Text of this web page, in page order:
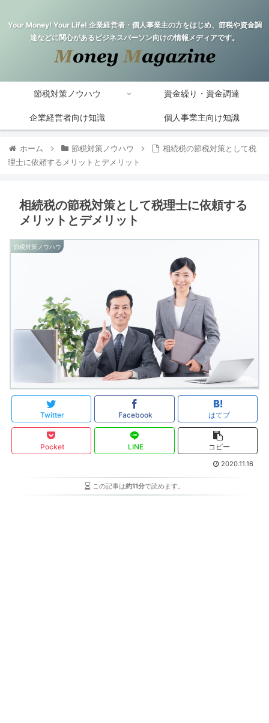
Your Money! Your Life! 企業経営者・個人事業主の方をはじめ、節税や資金調
達などに関心があるビジネスパーソン向けの情報メディアです。
節税対策ノウハウ 資金繰り・資金調達
企業経営者向け知識 個人事業主向け知識
ホーム 節税対策ノウハウ
相続税の節税対策として税
理士に依頼するメリットとデメリット
相続税の節税対策として税理士に依頼する
メリットとデメリット
節税対策ノウハウ
Twitter Facebook はてブ
Pocket LINE コピー
2020.11.16
この記事は約11分で読めます。